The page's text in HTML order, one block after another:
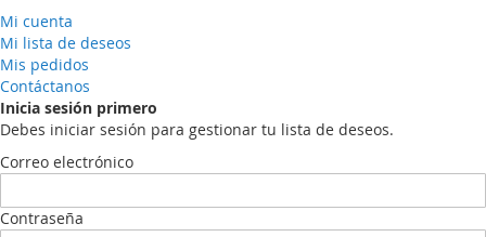
Mi cuenta
Mi lista de deseos
Mis pedidos
Contáctanos
Inicia sesión primero
Debes iniciar sesión para gestionar tu lista de deseos.
Correo electrónico
Contraseña